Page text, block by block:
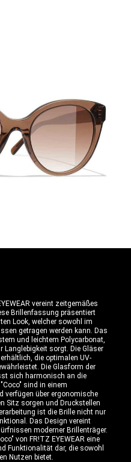
vereint zeitgemäßes
Brillenfassung präsentiert
Look, welcher sowohl im
getragen werden kann. Das
und leichtem Polycarbonat,
sorgt. Die Gläser
die optimalen UV-
Die Glasform der
sich harmonisch an die
sind in einem
verfügen über ergonomische
Sitz sorgen und Druckstellen
ist die Brille nicht nur
Das Design vereint
moderner Brillenträger.
von FR!TZ EYEWEAR eine
Funktionalität dar, die sowohl
Nutzen bietet.